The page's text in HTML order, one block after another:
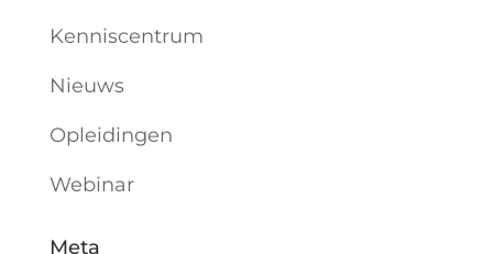
Kenniscentrum
Nieuws
Opleidingen
Webinar
Meta